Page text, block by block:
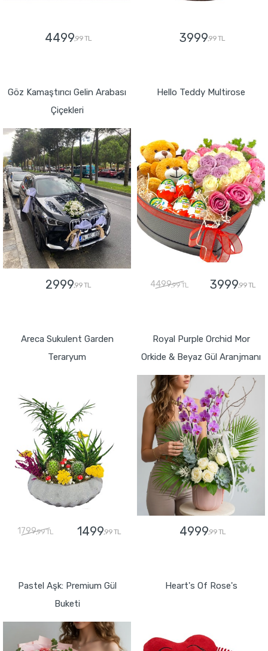
4499,99 TL 3999,99 TL
Göz Kamaştırıcı Gelin Arabası
Çiçekleri
2999,99 TL
Hello Teddy Multirose
4499,99 TL 3999,99 TL
Areca Sukulent Garden
Teraryum
1799,99 TL 1499,99 TL
Royal Purple Orchid Mor
Orkide & Beyaz Gül Aranjmanı
4999,99 TL
Pastel Aşk: Premium Gül
Buketi
Heart's Of Rose's